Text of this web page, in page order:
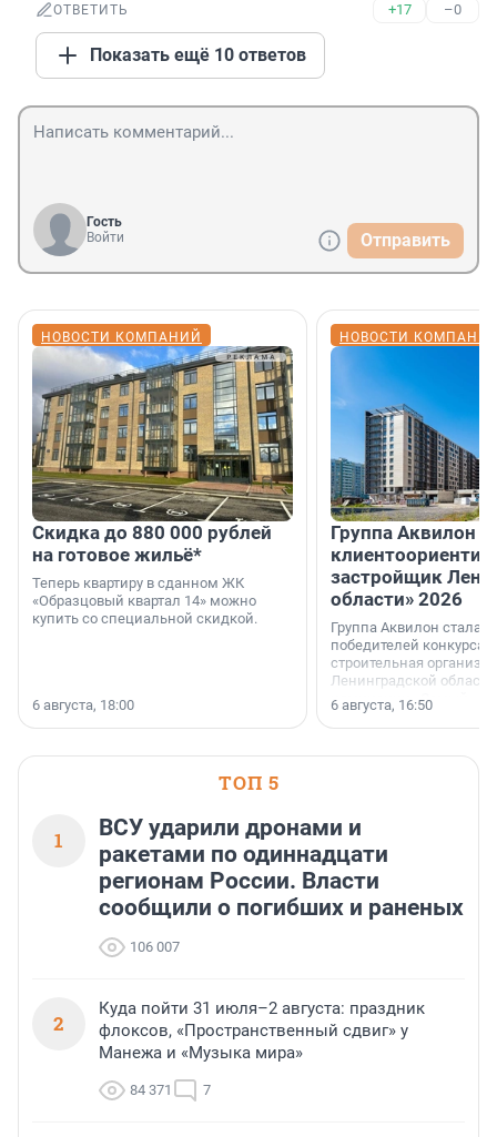
ОТВЕТИТЬ +17 –0
Показать ещё 10 ответов
Гость
Войти
Отправить
НОВОСТИ КОМПАНИЙ
Скидка до 880 000 рублей
на готовое жильё*
Теперь квартиру в сданном ЖК
«Образцовый квартал 14» можно
купить со специальной скидкой.
6 августа, 18:00
НОВОСТИ
Группа Аквилон
застройщик
области» 2026
Группа Аквилон стала
победителей конкурса
строительная
Ленинградской области
номинации «Самый
застройщик
области».
6 августа, 16:50
ТОП 5
1
ВСУ ударили дронами и
ракетами по одиннадцати
регионам России. Власти
сообщили о погибших и раненых
106 007
2
Куда пойти 31 июля–2 августа: праздник
флоксов, «Пространственный сдвиг» у
Манежа и «Музыка мира»
84 371 7